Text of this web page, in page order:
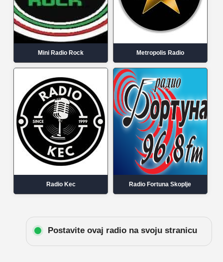
Mini Radio Rock Metropolis Radio
Radio Kec Radio Fortuna Skoplje
Postavite ovaj radio na svoju stranicu